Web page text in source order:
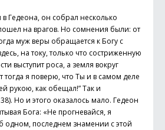
Гедеона, он собрал несколько
на врагов. Но сомнения были: от
муж веры обращается к Богу с
на току, только что состриженную
выступит роса, а земля вокруг
тогда я поверю, что Ты и в самом деле
рукою, как обещал!” Так и
Но и этого оказалось мало. Гедеон
Бога: «Не прогневайся, я
последнем знамении с этой